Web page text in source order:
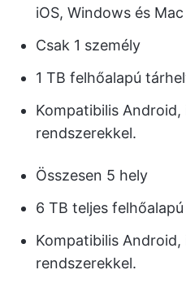
iOS, Windows és
Csak 1 személy
1 TB felhőalapú
Kompatibilis Android,
rendszerekkel.
Összesen 5 hely
6 TB teljes
Kompatibilis Android,
rendszerekkel.